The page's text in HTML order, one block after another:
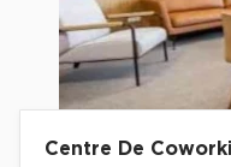
Centre De